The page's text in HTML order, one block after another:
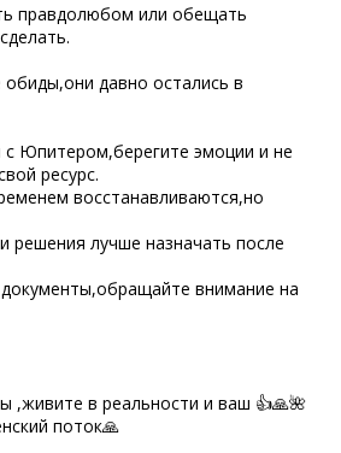
правдолюбом или обещать
давно остались в
с Юпитером,берегите эмоции и не
ресурс.
восстанавливаются,но
решения лучше назначать после
внимание на
,живите в реальности и ваш 👍🙏🌺
поток🙏